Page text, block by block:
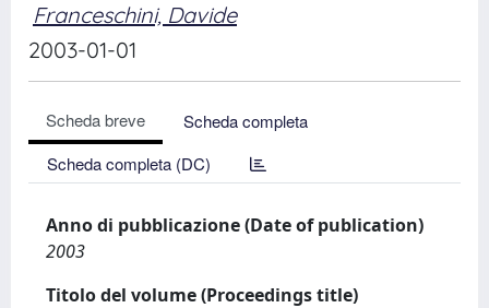
Franceschini, Davide
2003-01-01
Scheda breve
Scheda completa
Scheda completa (DC)
Anno di pubblicazione (Date of publication)
2003
Titolo del volume (Proceedings title)